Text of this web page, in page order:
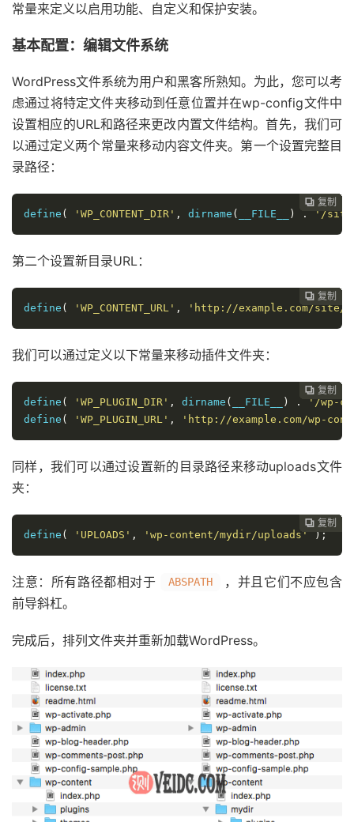
常量来定义以启用功能、自定义和保护安装。
基本配置：编辑文件系统
WordPress文件系统为用户和黑客所熟知。为此，您可以考
虑通过将特定文件夹移动到任意位置并在wp-config文件中
设置相应的URL和路径来更改内置文件结构。首先，我们可
以通过定义两个常量来移动内容文件夹。第一个设置完整目
录路径：
 复制
 复制
 复制
 复制
 复制
 复制
 复制
 复制
 复制
 复制
 复制
 复制
 复制
 复制
 复制
 复制
 复制
 复制
 复制
 复制
 复制
 复制
 复制
 复制
define ( 'WP_CONTENT_DIR' , dirname ( __FILE__ ) . '/
第二个设置新目录URL：
 复制
 复制
 复制
 复制
 复制
 复制
 复制
 复制
 复制
 复制
 复制
 复制
 复制
 复制
 复制
 复制
 复制
 复制
 复制
 复制
 复制
 复制
 复制
define ( 'WP_CONTENT_URL' , 'http://example.com/site/
我们可以通过定义以下常量来移动插件文件夹：
 复制
 复制
 复制
 复制
 复制
 复制
 复制
 复制
 复制
 复制
 复制
 复制
 复制
 复制
 复制
 复制
 复制
 复制
 复制
 复制
 复制
 复制
define ( 'WP_PLUGIN_DIR' , dirname ( __FILE__ ) .
'/wp-
define ( 'WP_PLUGIN_URL' , 'http://example.com/wp-
同样，我们可以通过设置新的目录路径来移动uploads文件
夹：
 复制
 复制
 复制
 复制
 复制
 复制
 复制
 复制
 复制
 复制
 复制
 复制
 复制
 复制
 复制
 复制
 复制
 复制
 复制
 复制
 复制
define ( 'UPLOADS' , 'wp-content/mydir/uploads' );
注意：所有路径都相对于 ABSPATH
，并且它们不应包含
前导斜杠。
完成后，排列文件夹并重新加载WordPress。